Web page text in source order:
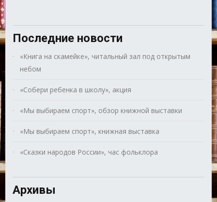
Последние новости
«Книга на скамейке», читальный зал под открытым
небом
«Собери ребенка в школу», акция
«Мы выбираем спорт», обзор книжной выставки
«Мы выбираем спорт», книжная выставка
«Сказки народов России», час фольклора
Архивы